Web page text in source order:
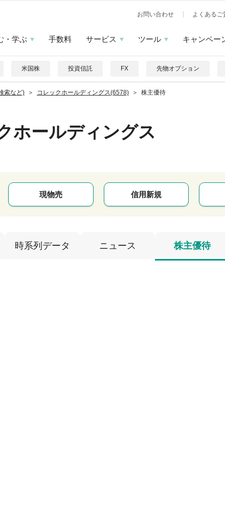
お問い合わせ よくあるご
・学ぶ 手数料 サービス ツール キャンペー
米国株 投資信託 FX 先物オプション
索など) コレックホールディングス(6578) 株主優待
ホールディングス
現物売 信用新規
時系列データ ニュース 株主優待